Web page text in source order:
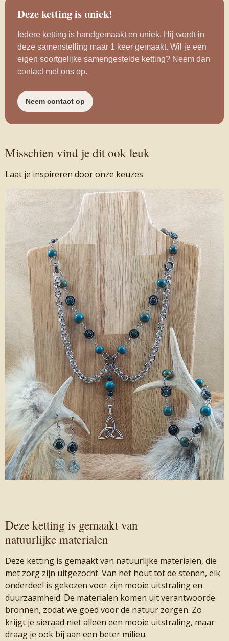
Deze ketting is uniek!
Iedere ketting is handgemaakt en uniek. Hij wordt in
deze samenstelling maar 1 keer gemaakt. Wil je een
eigen soortgelijke samengestelde ketting? Neem dan
contact met ons op.
Neem contact op
Misschien vind je dit ook leuk
Laat je inspireren door onze keuzes
Deze ketting is gemaakt van
natuurlijke materialen
Deze ketting is gemaakt van natuurlijke materialen, die
met zorg zijn uitgezocht. Van het hout tot de stenen, elk
onderdeel is gekozen voor zijn mooie uitstraling en
duurzaamheid. De materialen komen uit verantwoorde
bronnen, zodat we goed voor de natuur zorgen. Zo
krijgt je sieraad niet alleen een mooie uitstraling, maar
draag je ook bij aan een beter milieu.